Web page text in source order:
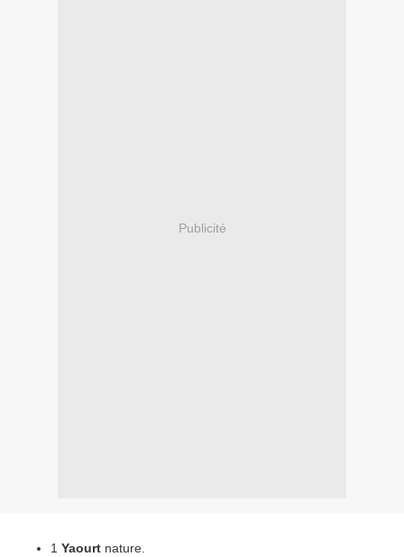
Publicité
1 Yaourt nature.